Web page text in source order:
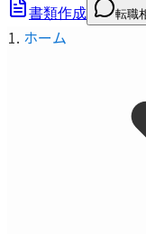
書類作成 転職
ホーム